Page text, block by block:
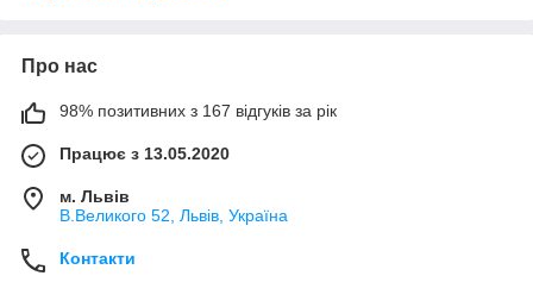
Про нас
98% позитивних з 167 відгуків за рік
Працює з 13.05.2020
м. Львів
В.Великого 52, Львів, Україна
Контакти